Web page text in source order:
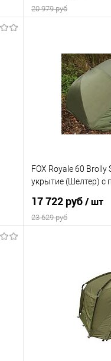
20 979 руб
Купить в 1 клик
В избранное
FOX Royale 60
укрытие (Шелтер) с
17 722 руб/ шт
23 629 руб
Купить в 1 клик
В избранное